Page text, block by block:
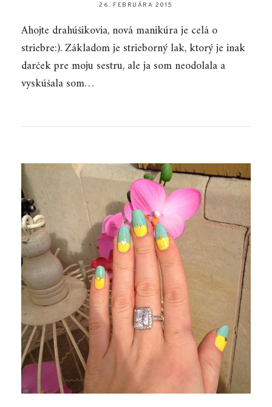
26. FEBRUÁRA 2015
Ahojte drahúšikovia, nová manikúra je celá o
striebre:). Základom je strieborný lak, ktorý je inak
darček pre moju sestru, ale ja som neodolala a
vyskúšala som…